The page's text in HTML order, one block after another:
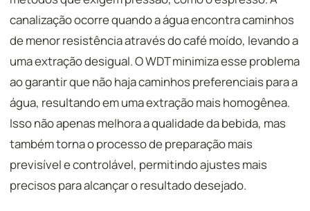
canalização ocorre quando a água encontra caminhos
de menor resistência através do café moído, levando a
uma extração desigual. O WDT minimiza esse problema
ao garantir que não haja caminhos preferenciais para a
água, resultando em uma extração mais homogênea.
Isso não apenas melhora a qualidade da bebida, mas
também torna o processo de preparação mais
previsível e controlável, permitindo ajustes mais
precisos para alcançar o resultado desejado.